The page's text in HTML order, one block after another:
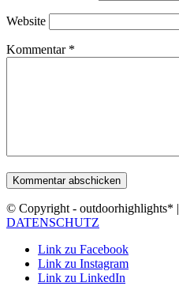
Website
Kommentar *
© Copyright - outdoorhighlights* |
DATENSCHUTZ
Link zu Facebook
Link zu Instagram
Link zu LinkedIn